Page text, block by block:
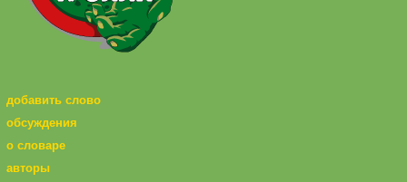
добавить слово
обсуждения
о словаре
авторы